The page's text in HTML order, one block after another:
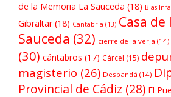
de la Memoria La Sauceda (18) Blas
Gibraltar(18) Cantabria (13) Casa
Sauceda (32) cierre de la verja (14)
(30) cántabros (17) Cárcel (15)
magisterio (26) Desbandá (14)
Provincial de Cádiz (28) El